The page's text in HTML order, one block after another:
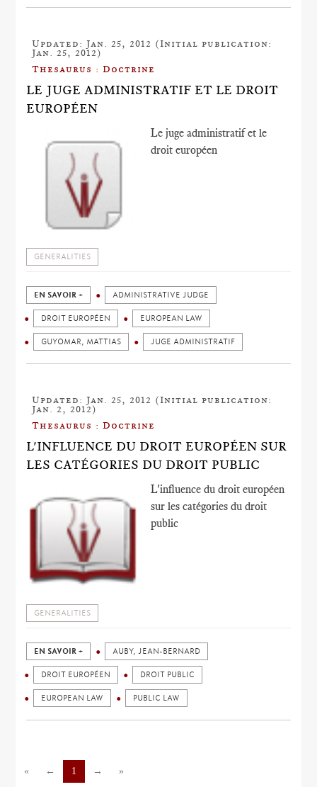
Updated: Jan. 25, 2012 (Initial publication:
Jan. 25, 2012)
Thesaurus : Doctrine
LE JUGE ADMINISTRATIF ET LE DROIT
EUROPÉEN
Le juge administratif et le
droit européen
GENERALITIES
EN SAVOIR + ADMINISTRATIVE JUDGE
DROIT EUROPÉEN EUROPEAN LAW
GUYOMAR, MATTIAS JUGE ADMINISTRATIF
Updated: Jan. 25, 2012 (Initial publication:
Jan. 2, 2012)
Thesaurus : Doctrine
L'INFLUENCE DU DROIT EUROPÉEN SUR
LES CATÉGORIES DU DROIT PUBLIC
L'influence du droit européen
sur les catégories du droit
public
GENERALITIES
EN SAVOIR + AUBY, JEAN-BERNARD
DROIT EUROPÉEN DROIT PUBLIC
EUROPEAN LAW PUBLIC LAW
« ← 1 → »